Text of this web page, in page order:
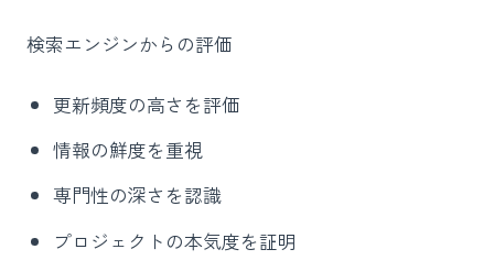
検索エンジンからの評価
更新頻度の高さを評価
情報の鮮度を重視
専門性の深さを認識
プロジェクトの本気度を証明